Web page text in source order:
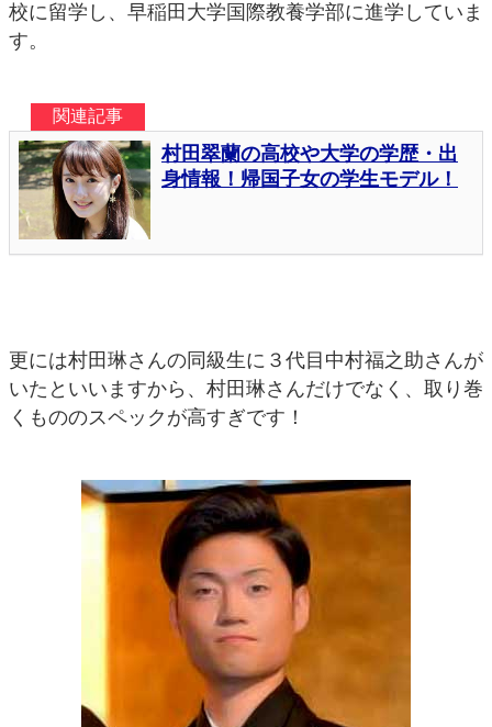
校に留学し、早稲田大学国際教養学部に進学していま
す。
更には村田琳さんの同級生に３代目中村福之助さんが
いたといいますから、村田琳さんだけでなく、取り巻
くもののスペックが高すぎです！